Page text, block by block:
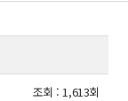
조회 :1,613회